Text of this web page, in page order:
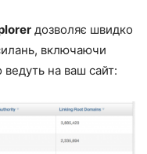
дозволяє швидко
включаючи
на ваш сайт: